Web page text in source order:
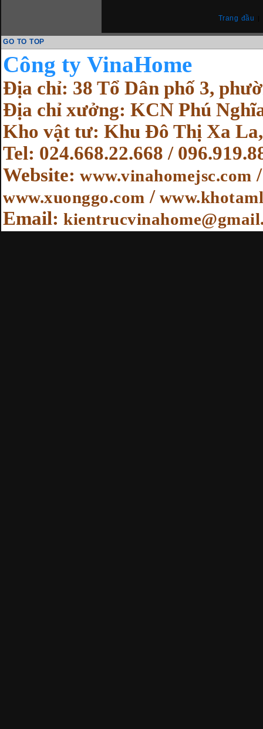
Trang đầu
GO TO TOP
Công ty VinaHome
Địa chỉ: 38 Tổ Dân phố 3,
Địa chỉ xưởng: KCN Phú
Kho vật tư: Khu Đô Thị Xa
Tel: 024.668.22.668 /
Website: www.vinahomejsc.com
www.xuonggo.com /
Email: